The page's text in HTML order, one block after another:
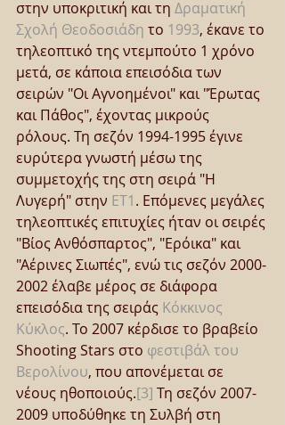
στην υποκριτική και τη Δραματική
Σχολή Θεοδοσιάδη το 1993, έκανε το
τηλεοπτικό της ντεμπούτο 1 χρόνο
μετά, σε κάποια επεισόδια των
σειρών "Οι Αγνοημένοι" και "Έρωτας
και Πάθος", έχοντας μικρούς
ρόλους. Τη σεζόν 1994-1995 έγινε
ευρύτερα γνωστή μέσω της
συμμετοχής της στη σειρά "Η
Λυγερή" στην ΕΤ1. Επόμενες μεγάλες
τηλεοπτικές επιτυχίες ήταν οι σειρές
"Βίος Ανθόσπαρτος", "Ερόικα" και
"Αέρινες Σιωπές", ενώ τις σεζόν 2000-
2002 έλαβε μέρος σε διάφορα
επεισόδια της σειράς Κόκκινος
Κύκλος. Το 2007 κέρδισε το βραβείο
Shooting Stars στο φεστιβάλ του
Βερολίνου, που απονέμεται σε
νέους ηθοποιούς.[3] Τη σεζόν 2007-
2009 υποδύθηκε τη Συλβή στη